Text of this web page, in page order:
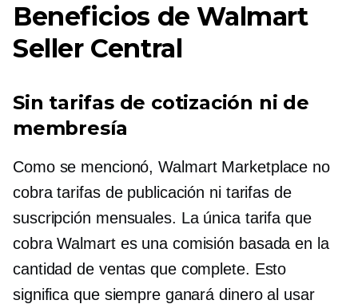
Beneficios de Walmart
Seller Central
Sin tarifas de cotización ni de
membresía
Como se mencionó, Walmart Marketplace no
cobra tarifas de publicación ni tarifas de
suscripción mensuales. La única tarifa que
cobra Walmart es una comisión basada en la
cantidad de ventas que complete. Esto
significa que siempre ganará dinero al usar